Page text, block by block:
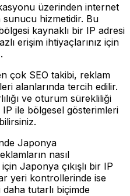
üzerinden internet
hizmetidir. Bu
kaynaklı bir IP adresi
erişim ihtiyaçlarınız için
çok SEO takibi, reklam
alanlarında tercih edilir.
ve oturum sürekliliği
IP ile bölgesel gösterimleri
Japonya
nasıl
Japonya çıkışlı bir IP
yeri kontrollerinde ise
tutarlı biçimde